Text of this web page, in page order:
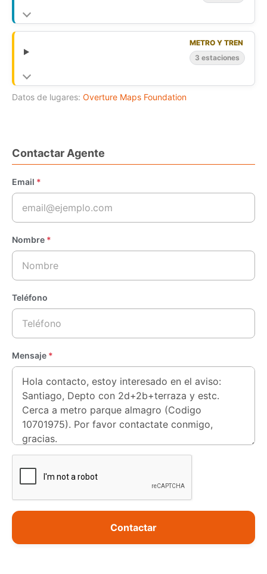
METRO Y TREN
3 estaciones
Datos de lugares: Overture Maps Foundation
Contactar Agente
Email *
Nombre *
Teléfono
Mensaje *
Contactar